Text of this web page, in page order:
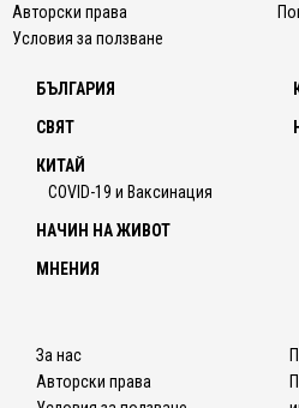
Авторски права
Условия за ползване
БЪЛГАРИЯ
СВЯТ
КИТАЙ
COVID-19 и Ваксинация
НАЧИН НА ЖИВОТ
МНЕНИЯ
За нас
Авторски права